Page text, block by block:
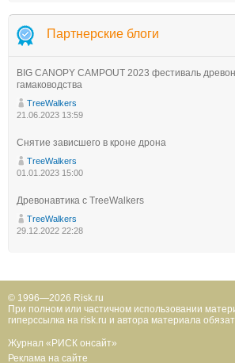
Партнерские блоги
BIG CANOPY CAMPOUT 2023 фестиваль
гамаководства
TreeWalkers
21.06.2023 13:59
Снятие зависшего в кроне дрона
TreeWalkers
01.01.2023 15:00
Древонавтика с TreeWalkers
TreeWalkers
29.12.2022 22:28
© 1996—2026 Risk.ru
При полном или частичном использовании
гиперссылка на risk.ru и автора материала
Журнал «РИСК онсайт»
Реклама на сайте